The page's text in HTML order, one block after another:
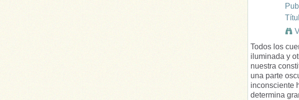
Todos los
iluminada y
nuestra
una parte
inconsciente
determina